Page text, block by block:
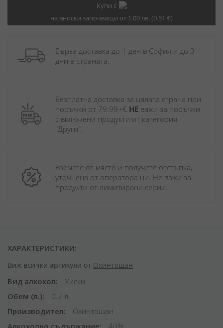
Купи с
на вноски започващи от 1.00 лв. (0.51 €)
Бърза доставка до 1 ден в София и до 3
дни в страната.
Безплатна доставка за цялата страна при
поръчки от 79.99+€ НЕ важи за поръчки
с включени продукти от категория
"Други".
Вземете от място и получете отстъпка,
уточнена от оператора ни. Не важи за
продукти от лимитирани серии.
ХАРАКТЕРИСТИКИ:
Виж всички артикули от Охинтошан
Вид алкохол
Уиски
Обем (л.)
0.7 л.
Производител
Охинтошан
Алкохолно съдържание
40%